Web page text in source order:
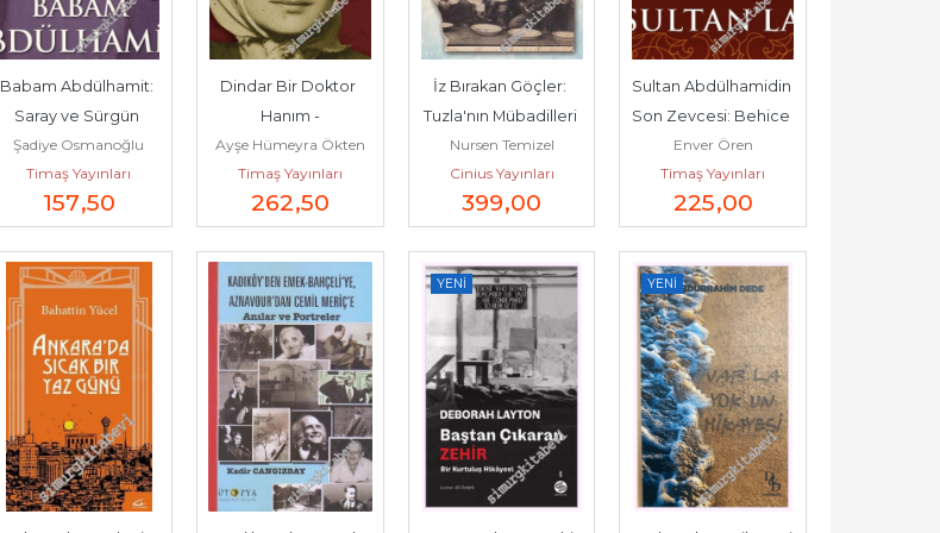
Babam Abdülhamit:
Saray ve Sürgün
Günleri -
Şadiye Osmanoğlu
Timaş Yayınları
157,50
Dindar Bir Doktor
Hanım -
Ayşe Hümeyra Ökten
Timaş Yayınları
262,50
İz Bırakan Göçler:
Tuzla'nın Mübadilleri
ve Yerlileri -
Nursen Temizel
Cinius Yayınları
399,00
Sultan Abdülhamidin
Son Zevcesi: Behice
Sultan'la Altı Ay -
Enver Ören
Timaş Yayınları
225,00
YENI YENI